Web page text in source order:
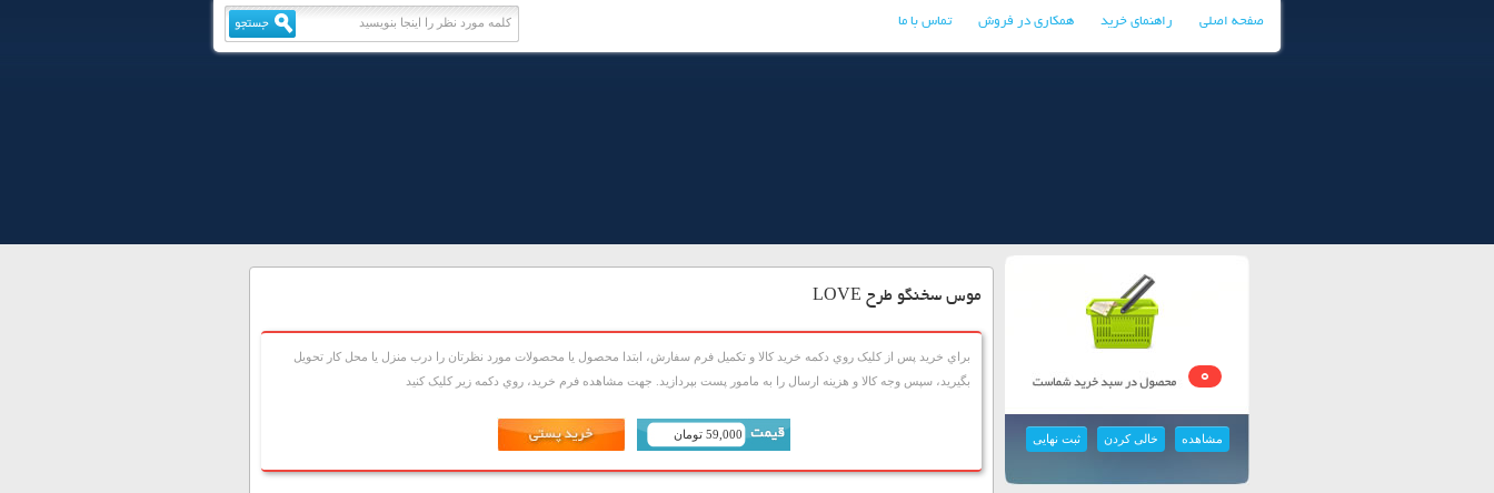
صفحه اصلی راهنمای خرید همکاری در فروش تماس با ما
0
مشاهده خالی کردن ثبت نهایی
موس سخنگو طرح LOVE
براي خريد پس از کليک روي دکمه خريد کالا و تکميل فرم سفارش، ابتدا محصول يا محصولات مورد نظرتان را درب منزل يا محل کار تحويل
بگيريد، سپس وجه کالا و هزينه ارسال را به مامور پست بپردازيد. جهت مشاهده فرم خريد، روي دکمه زير کليک کنيد
59,000 تومان